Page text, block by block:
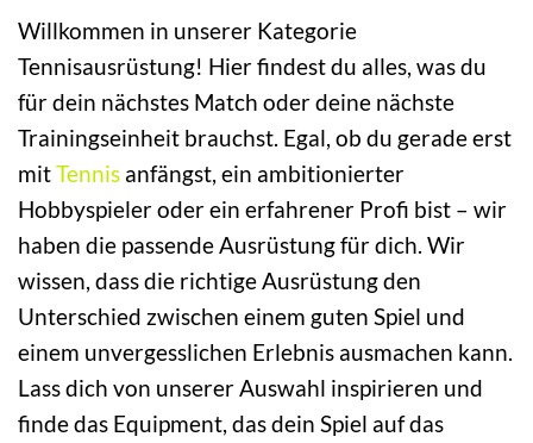
Willkommen in unserer Kategorie
Tennisausrüstung! Hier findest du alles, was du
für dein nächstes Match oder deine nächste
Trainingseinheit brauchst. Egal, ob du gerade erst
mitTennis anfängst, ein ambitionierter
Hobbyspieler oder ein erfahrener Profi bist – wir
haben die passende Ausrüstung für dich. Wir
wissen, dass die richtige Ausrüstung den
Unterschied zwischen einem guten Spiel und
einem unvergesslichen Erlebnis ausmachen kann.
Lass dich von unserer Auswahl inspirieren und
finde das Equipment, das dein Spiel auf das